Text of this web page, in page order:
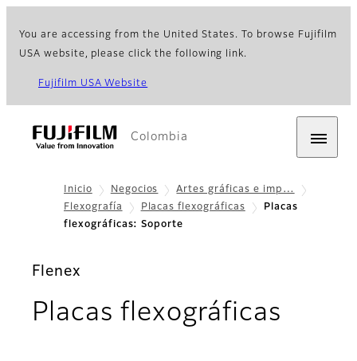
You are accessing from the United States. To browse Fujifilm
USA website, please click the following link.
Fujifilm USA Website
Colombia
Inicio Negocios
Artes gráficas e imp…
Flexografía
Placas flexográficas
Placas
flexográficas: Soporte
Flenex
Placas flexográficas